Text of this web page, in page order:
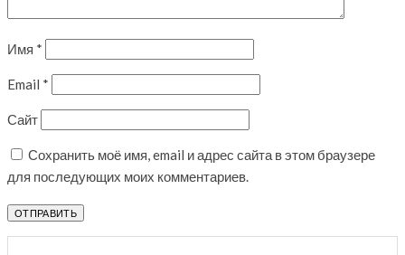
Имя *
Email *
Сайт
Сохранить моё имя, email и адрес сайта в этом браузере
для последующих моих комментариев.